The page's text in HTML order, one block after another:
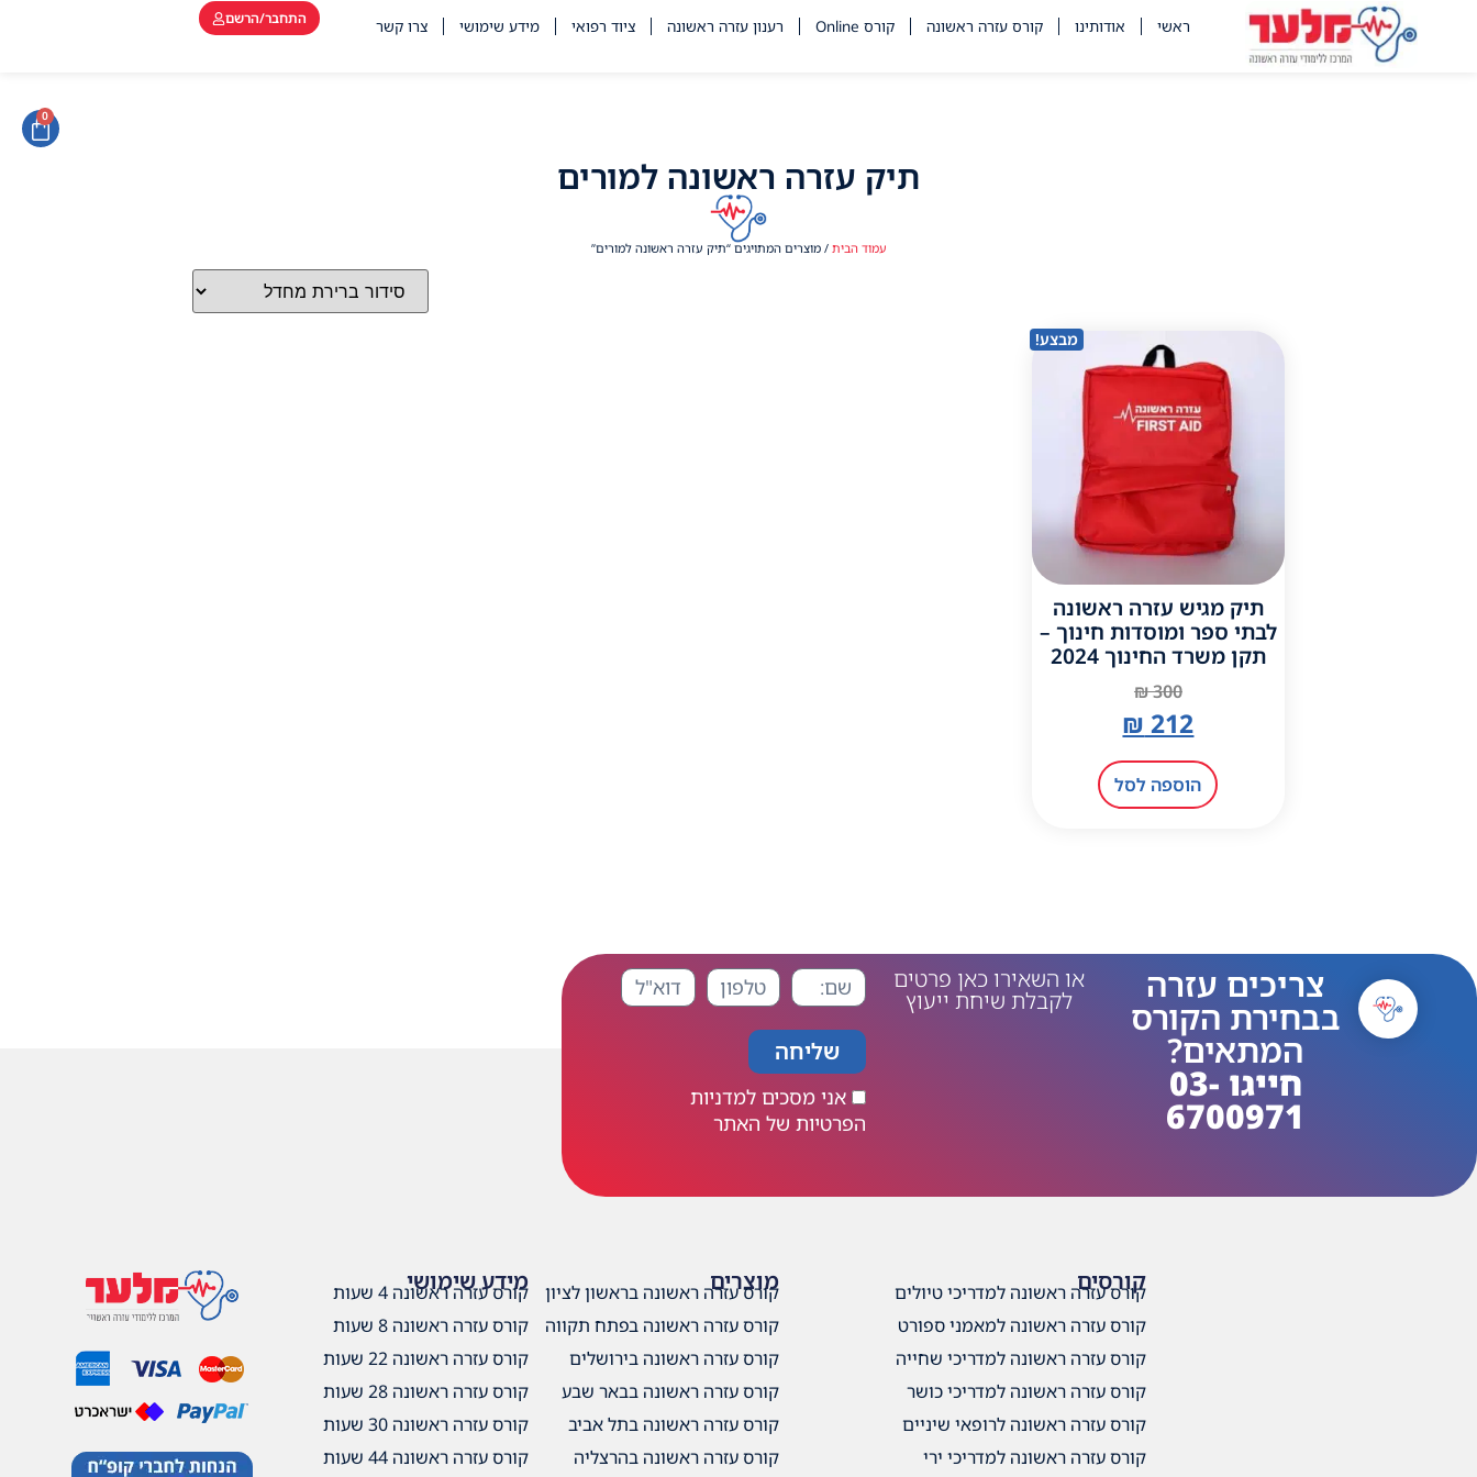
ראשי אודותינו קורס עזרה ראשונה קורס Online רענון עזרה ראשונה ציוד רפואי מידע שימושי צרו קשר התחבר/הרשם
0
תיק עזרה ראשונה למורים
עמוד הבית / מוצרים המתויגים “תיק עזרה ראשונה למורים”
מבצע!
תיק מגיש עזרה ראשונה
לבתי ספר ומוסדות חינוך –
תקן משרד החינוך 2024
₪300
₪ 212
הוספה לסל
צריכים עזרה
בבחירת הקורס
המתאים?
חייגו 03-
6700971
או השאירו כאן פרטים
לקבלת שיחת ייעוץ
אני מסכים למדניות
הפרטיות של האתר
שליחה
מידע שימושי
קורס עזרה ראשונה 4 שעות
קורס עזרה ראשונה 8 שעות
קורס עזרה ראשונה 22 שעות
קורס עזרה ראשונה 28 שעות
קורס עזרה ראשונה 30 שעות
קורס עזרה ראשונה 44 שעות
מוצרים
קורס עזרה ראשונה בראשון לציון
קורס עזרה ראשונה בפתח תקווה
קורס עזרה ראשונה בירושלים
קורס עזרה ראשונה בבאר שבע
קורס עזרה ראשונה בתל אביב
קורס עזרה ראשונה בהרצליה
קורסים
קורס עזרה ראשונה למדריכי טיולים
קורס עזרה ראשונה למאמני ספורט
קורס עזרה ראשונה למדריכי שחייה
קורס עזרה ראשונה למדריכי כושר
קורס עזרה ראשונה לרופאי שיניים
קורס עזרה ראשונה למדריכי ירי